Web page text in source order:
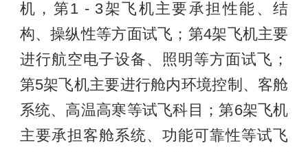
机，第1 - 3架飞机主要承担性能、结
构、操纵性等方面试飞；第4架飞机主要
进行航空电子设备、照明等方面试飞；
第5架飞机主要进行舱内环境控制、客舱
系统、高温高寒等试飞科目；第6架飞机
主要承担客舱系统、功能可靠性等试飞